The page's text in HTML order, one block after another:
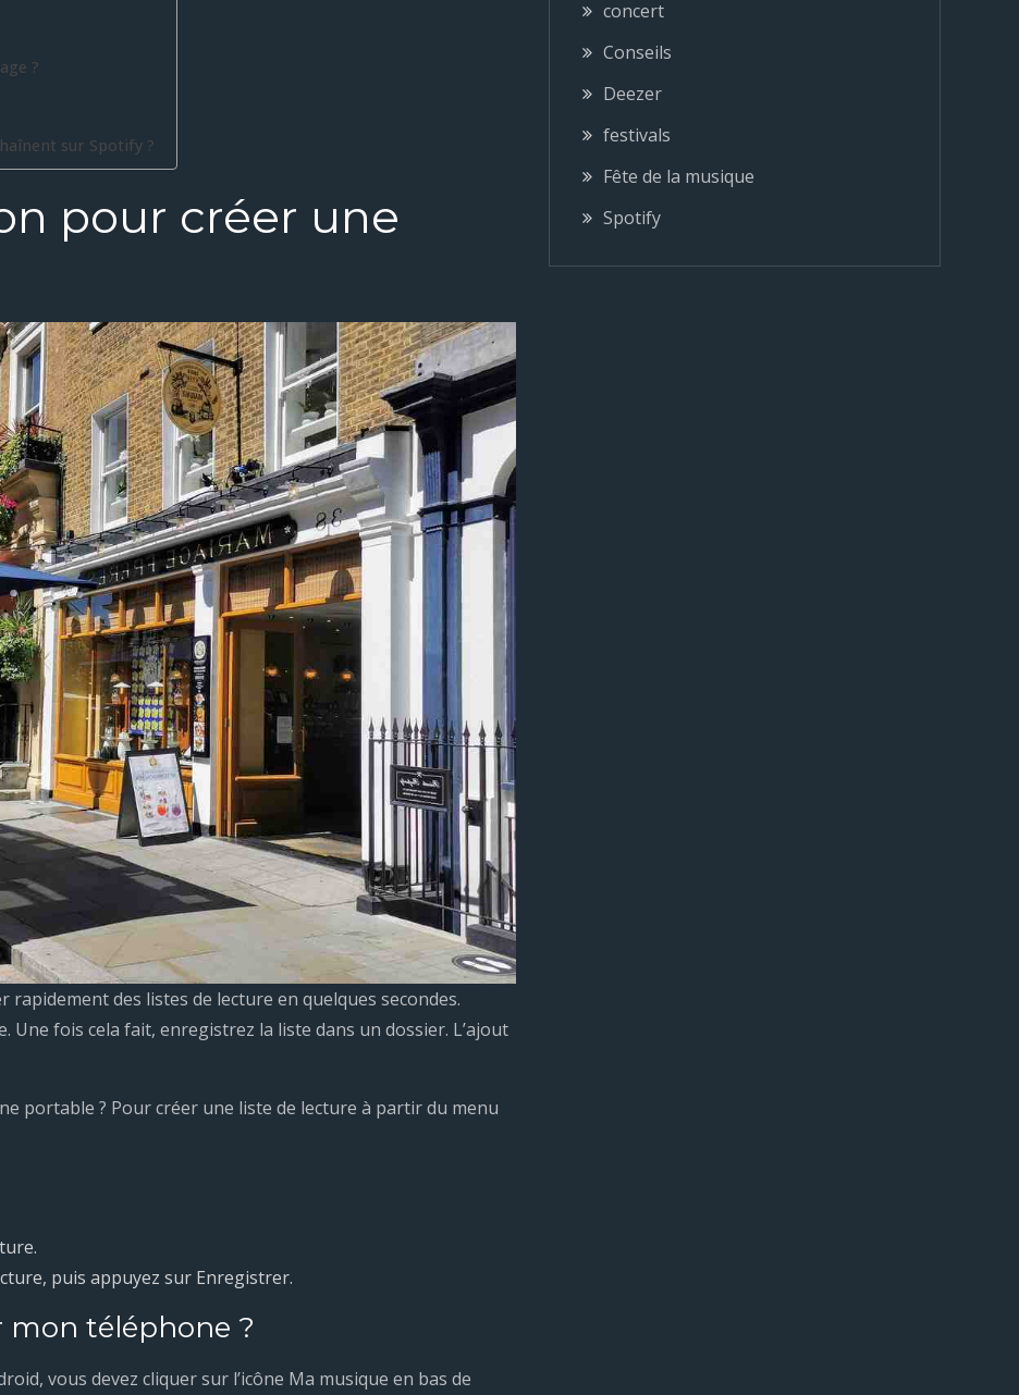
?
sur Spotify ?
pour créer une
rapidement des listes de lecture en quelques secondes.
Une fois cela fait, enregistrez la liste dans un dossier. L’ajout
portable ? Pour créer une liste de lecture à partir du menu
puis appuyez sur Enregistrer.
mon téléphone ?
vous devez cliquer sur l’icône Ma musique en bas de
concert
Conseils
Deezer
festivals
Fête de la musique
Spotify